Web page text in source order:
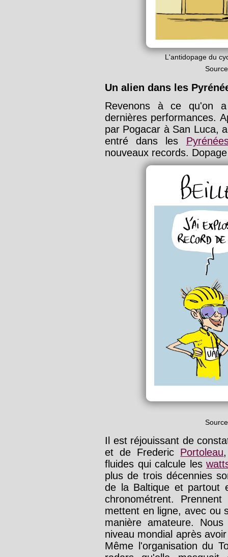
L'antidopage du
Un alien dans les
Revenons à ce qu'on
dernières performances.
par Pogacar à San Luca,
entré dans les
nouveaux records.
Il est réjouissant de
et de Frederic Portoleau
fluides qui calcule les
plus de trois décennies
de la Baltique et partout
chronométrent.
mettent en ligne, avec ou
manière amateure.
niveau mondial après
Même l'organisation du